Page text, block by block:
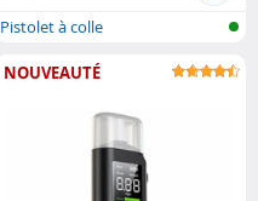
Pistolet à colle
NOUVEAUTÉ